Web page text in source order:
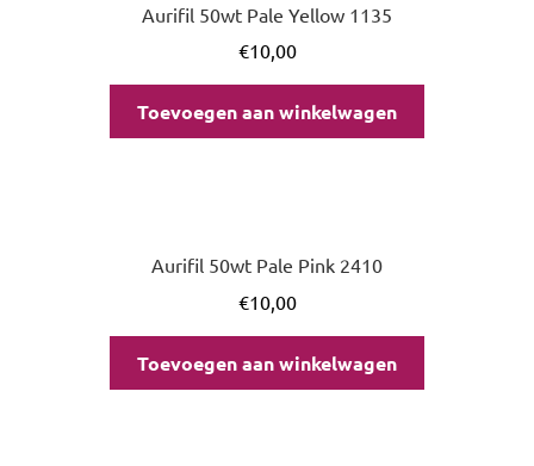
Aurifil 50wt Pale Yellow 1135
€10,00
Toevoegen aan winkelwagen
Aurifil 50wt Pale Pink 2410
€10,00
Toevoegen aan winkelwagen